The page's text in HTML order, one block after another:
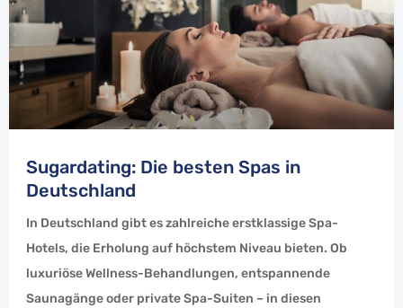
Sugardating: Die besten Spas in
Deutschland
In Deutschland gibt es zahlreiche erstklassige Spa-
Hotels, die Erholung auf höchstem Niveau bieten. Ob
luxuriöse Wellness-Behandlungen, entspannende
Saunagänge oder private Spa-Suiten – in diesen